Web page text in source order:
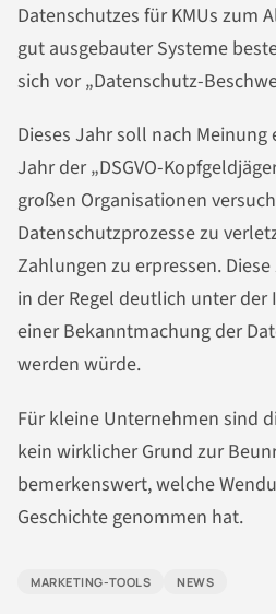
Datenschutzes für KMUs zum
gut ausgebauter Systeme
sich vor „Datenschutz-
Dieses Jahr soll nach Meinung
Jahr der „DSGVO-
großen Organisationen
Datenschutzprozesse zu
Zahlungen zu erpressen.
in der Regel deutlich unter der
einer Bekanntmachung der
werden würde.
Für kleine Unternehmen sind
kein wirklicher Grund zur
bemerkenswert, welche
Geschichte genommen hat.
MARKETING-TOOLS NEWS